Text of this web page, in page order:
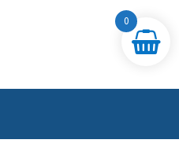
0